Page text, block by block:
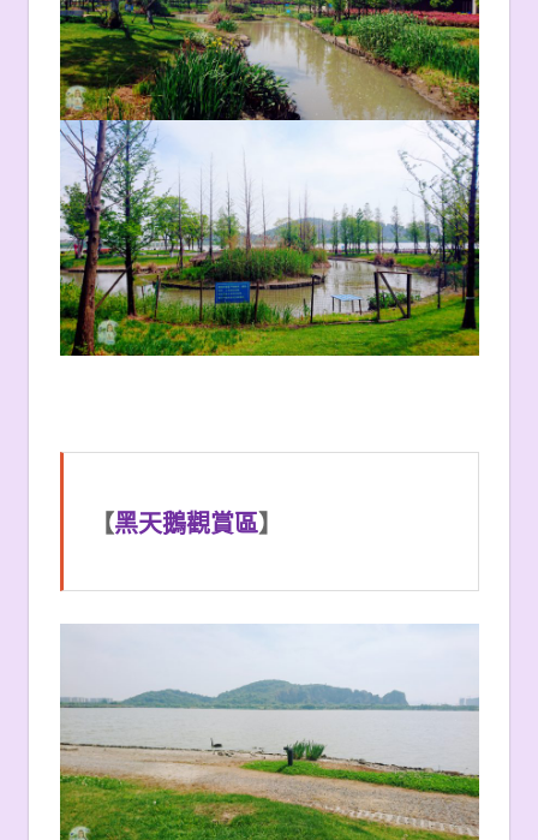
【黑天鵝觀賞區】